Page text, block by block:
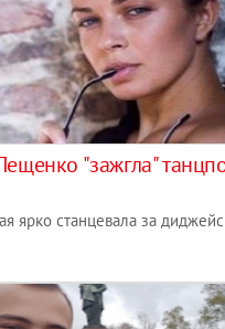
"зажгла"
ярко станцевала за